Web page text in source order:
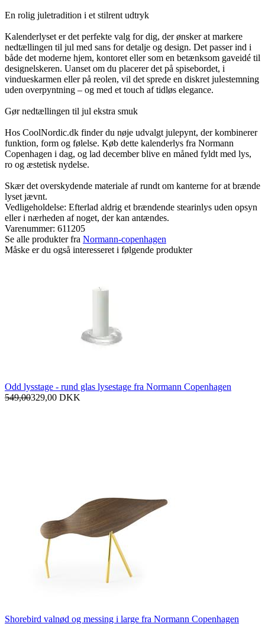
En rolig juletradition i et stilrent udtryk
Kalenderlyset er det perfekte valg for dig, der ønsker at markere
nedtællingen til jul med sans for detalje og design. Det passer ind i
både det moderne hjem, kontoret eller som en betænksom gaveidé til
designelskeren. Uanset om du placerer det på spisebordet, i
vindueskarmen eller på reolen, vil det sprede en diskret julestemning
uden overpyntning – og med et touch af tidløs elegance.
Gør nedtællingen til jul ekstra smuk
Hos CoolNordic.dk finder du nøje udvalgt julepynt, der kombinerer
funktion, form og følelse. Køb dette kalenderlys fra Normann
Copenhagen i dag, og lad december blive en måned fyldt med lys,
ro og æstetisk nydelse.
Skær det overskydende materiale af rundt om kanterne for at brænde
lyset jævnt.
Vedligeholdelse: Efterlad aldrig et brændende stearinlys uden opsyn
eller i nærheden af noget, der kan antændes.
Varenummer: 611205
Se alle produkter fra Normann-copenhagen
Måske er du også interesseret i følgende produkter
Odd lysstage - rund glas lysestage fra Normann Copenhagen
549,00329,00 DKK
Shorebird valnød og messing i large fra Normann Copenhagen